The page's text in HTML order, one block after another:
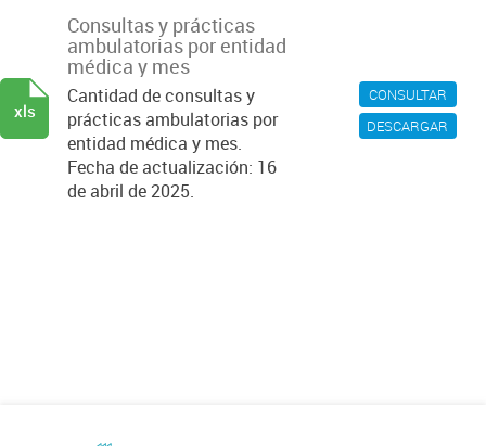
CONSULTAR
DESCARGAR
Consultas y prácticas
ambulatorias por entidad
médica y mes
Cantidad de consultas y
prácticas ambulatorias por
entidad médica y mes.
Fecha de actualización: 16
de abril de 2025.
xls